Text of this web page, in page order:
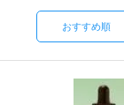
おすすめ順